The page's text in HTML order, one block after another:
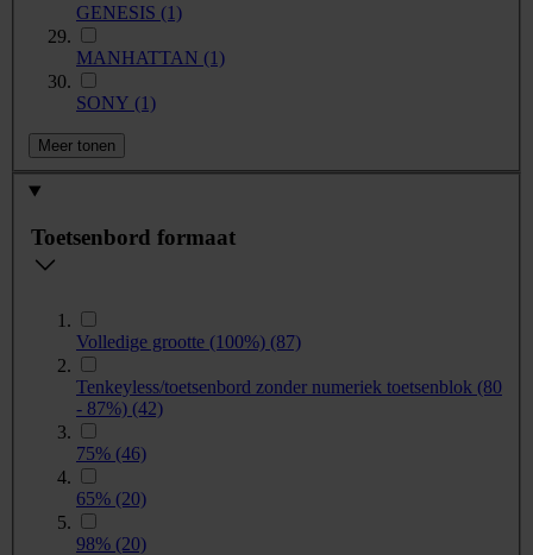
GENESIS (1)
MANHATTAN (1)
SONY (1)
Meer tonen
Toetsenbord formaat
Volledige grootte (100%) (87)
Tenkeyless/toetsenbord zonder numeriek toetsenblok (80
- 87%) (42)
75% (46)
65% (20)
98% (20)